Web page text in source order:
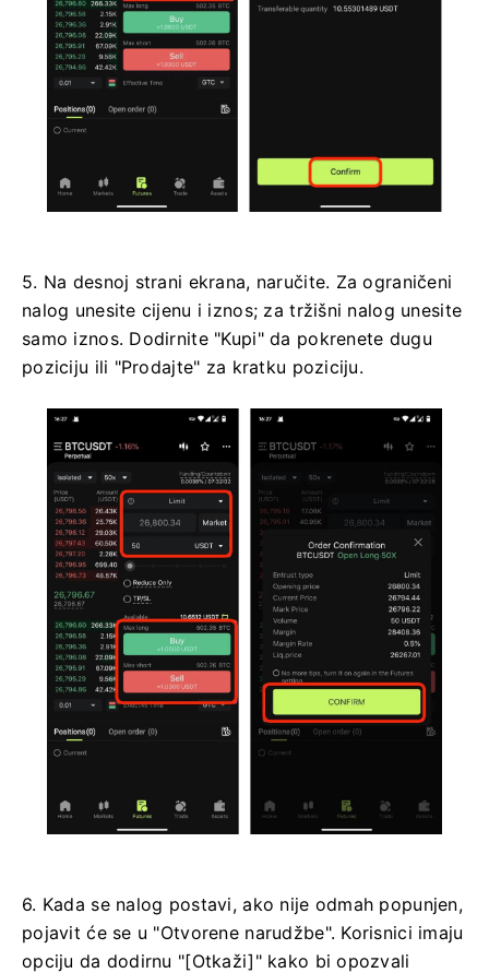
5. Na desnoj strani ekrana, naručite. Za ograničeni
nalog unesite cijenu i iznos; za tržišni nalog unesite
samo iznos. Dodirnite "Kupi" da pokrenete dugu
poziciju ili "Prodajte" za kratku poziciju.
6. Kada se nalog postavi, ako nije odmah popunjen,
pojavit će se u "Otvorene narudžbe". Korisnici imaju
opciju da dodirnu "[Otkaži]" kako bi opozvali